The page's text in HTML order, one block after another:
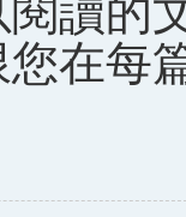
讀的
在每